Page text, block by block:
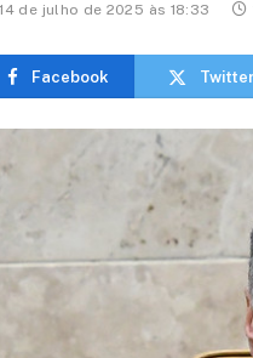
14 de julho de 2025 às 18:33
Facebook Twitter